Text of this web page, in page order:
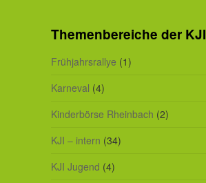
Themenbereiche der KJI
Frühjahrsrallye (1)
Karneval (4)
Kinderbörse Rheinbach (2)
KJI – intern (34)
KJI Jugend (4)